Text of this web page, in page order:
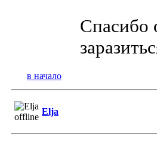
Спасибо
в начало
Elja